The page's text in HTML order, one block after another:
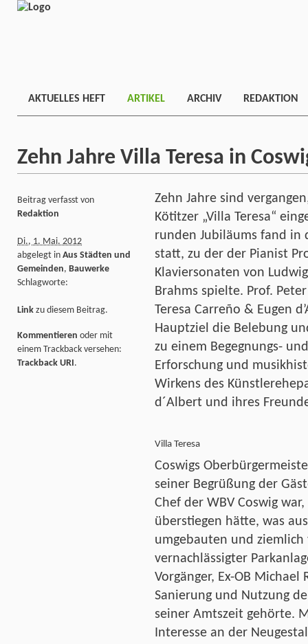
AKTUELLES HEFT ARTIKEL ARCHIV REDAKTION
Zehn Jahre Villa Teresa in
Zehn Jahre sind
Kötitzer „Villa Teresa“
runden Jubiläums fand in
statt, zu der der Pianist
Klaviersonaten von
Brahms spielte. Prof.
Teresa Carreño & Eugen
Hauptziel die Belebung
zu einem Begegnungs-
Erforschung und
Wirkens des
d´Albert und ihres
Villa Teresa
Coswigs
seiner Begrüßung der
Chef der WBV Coswig
überstiegen hätte, was
umgebauten und
vernachlässigter
Vorgänger, Ex-OB
Sanierung und Nutzung
seiner Amtszeit gehörte.
Interesse an der
Beitrag verfasst von
Redaktion
Di., 1. Mai. 2012
abgelegt in Aus Städten und
Gemeinden, Bauwerke
Schlagworte:
Link zu diesem Beitrag.
Kommentieren oder mit
einem Trackback versehen:
Trackback URI.